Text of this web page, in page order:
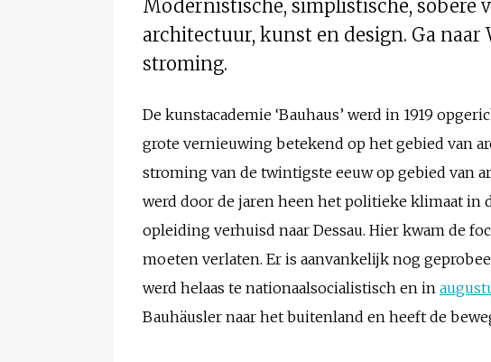
Modernistische, simplistische, sobere
architectuur, kunst en design. Ga
stroming.
De kunstacademie ‘Bauhaus’ werd in 1919
grote vernieuwing betekend op het gebied van
stroming van de twintigste eeuw op gebied van
werd door de jaren heen het politieke klimaat in
opleiding verhuisd naar Dessau. Hier kwam de
moeten verlaten. Er is aanvankelijk nog
werd helaas te nationaalsocialistisch en in
Bauhäusler naar het buitenland en heeft de